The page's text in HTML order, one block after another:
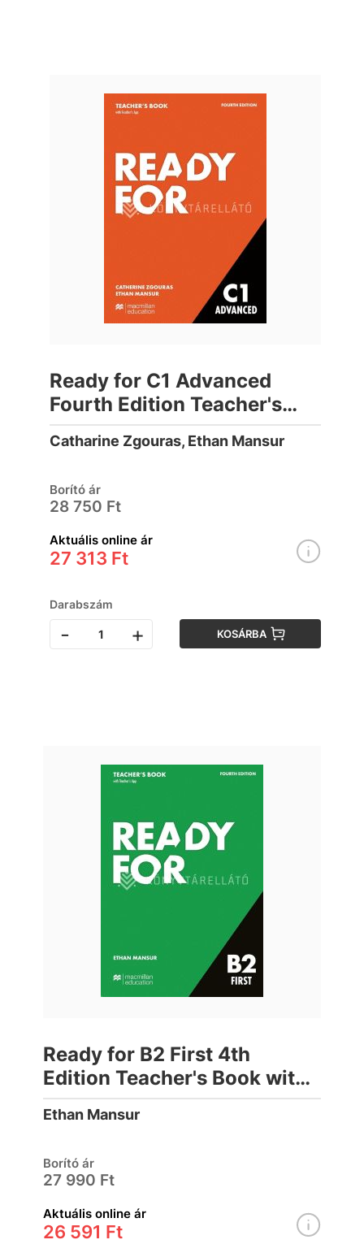
Ready for C1 Advanced
Fourth Edition Teacher's
Book with Teacher's App
Catharine Zgouras, Ethan Mansur
Borító ár
28 750 Ft
Aktuális online ár
27 313 Ft
Darabszám
- + KOSÁRBA
Ready for B2 First 4th
Edition Teacher's Book with
Teacher's App
Ethan Mansur
Borító ár
27 990 Ft
Aktuális online ár
26 591 Ft